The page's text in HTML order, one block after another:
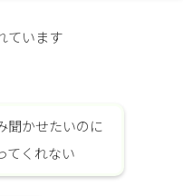
ています
聞かせたいのに
てくれない